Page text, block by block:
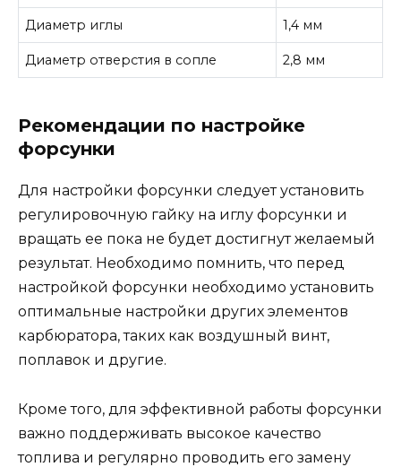
Диаметр иглы 1,4 мм
Диаметр отверстия в сопле 2,8 мм
Рекомендации по настройке
форсунки
Для настройки форсунки следует установить
регулировочную гайку на иглу форсунки и
вращать ее пока не будет достигнут желаемый
результат. Необходимо помнить, что перед
настройкой форсунки необходимо установить
оптимальные настройки других элементов
карбюратора, таких как воздушный винт,
поплавок и другие.
Кроме того, для эффективной работы форсунки
важно поддерживать высокое качество
топлива и регулярно проводить его замену